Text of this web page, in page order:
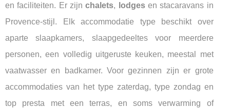
en faciliteiten. Er zijnchalets, lodgesen stacaravans in
Provence-stijl. Elk accommodatie type beschikt over
aparte slaapkamers, slaapgedeeltes voor meerdere
personen, een volledig uitgeruste keuken, meestal met
vaatwasser en badkamer. Voor gezinnen zijn er grote
accommodaties van het type zaterdag, type zondag en
top presta met een terras, en soms verwarming of